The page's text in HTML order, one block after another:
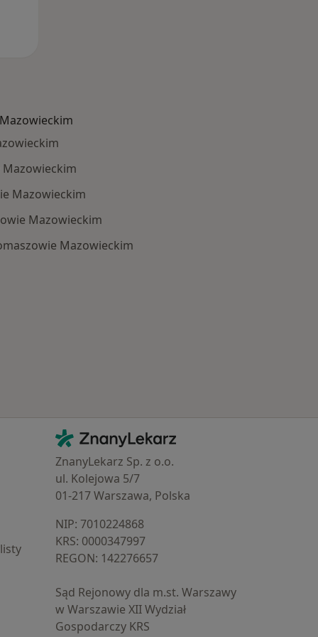
Mazowieckim
Mazowieckim
Mazowieckim
Kontakt
ZnanyLekarz - Strona główna
ZnanyLekarz Sp. z o.o.
ul. Kolejowa 5/7
01-217 Warszawa, Polska
NIP: ⁠7010224868
KRS: ⁠0000347997
REGON: ⁠142276657
Sąd Rejonowy dla m.st. Warszawy
w Warszawie XII Wydział
Gospodarczy KRS